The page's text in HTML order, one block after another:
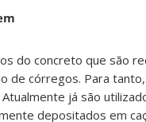
do concreto que são
de córregos. Para
Atualmente já são
depositados em